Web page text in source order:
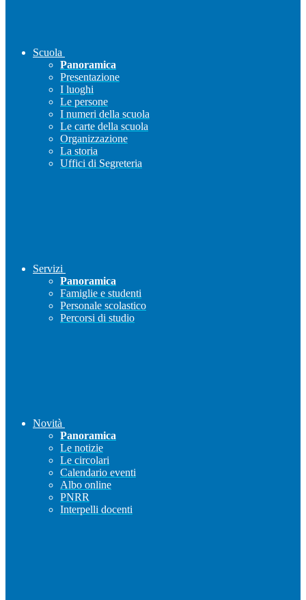
Scuola
Panoramica
Presentazione
I luoghi
Le persone
I numeri della scuola
Le carte della scuola
Organizzazione
La storia
Uffici di Segreteria
Servizi
Panoramica
Famiglie e studenti
Personale scolastico
Percorsi di studio
Novità
Panoramica
Le notizie
Le circolari
Calendario eventi
Albo online
PNRR
Interpelli docenti